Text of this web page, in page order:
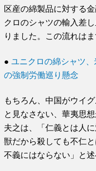
区産の綿製品に対する
クロのシャツの輸入差
りました。この流れは
●ユニクロの綿シャツ
の強制労働巡り懸念
もちろん、中国がウイ
と見なさない、華夷思
夫之は、「仁義とは人
獣だから殺しても不仁
不義にはならない」と述